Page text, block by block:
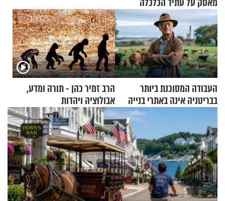
מאסק על עתיד הכלכלה
העבודה המסוכנת ביותר
בבריטניה אינה באתרי בנייה
אלא דווקא בשדות
הרב זמיר כהן - תורה ומדע,
אבולוציה ויהדות